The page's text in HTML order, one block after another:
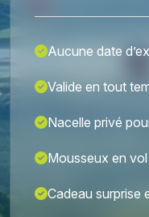
Aucune date
Valide en tout
Nacelle privé
Mousseux en
Cadeau surprise